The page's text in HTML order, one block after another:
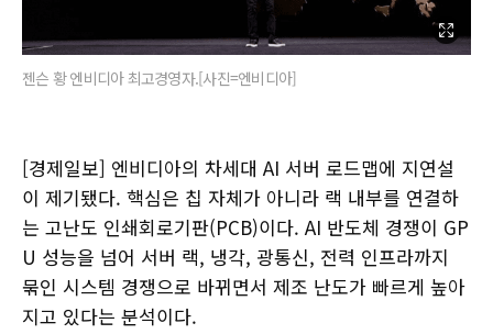
젠슨 황 엔비디아 최고경영자.[사진=엔비디아]
[경제일보] 엔비디아의 차세대 AI 서버 로드맵에 지연설
이 제기됐다. 핵심은 칩 자체가 아니라 랙 내부를 연결하
는 고난도 인쇄회로기판(PCB)이다. AI 반도체 경쟁이 GP
U 성능을 넘어 서버 랙, 냉각, 광통신, 전력 인프라까지
묶인 시스템 경쟁으로 바뀌면서 제조 난도가 빠르게 높아
지고 있다는 분석이다.